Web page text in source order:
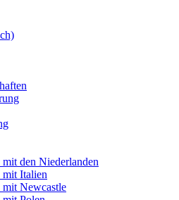
mit den Niederlanden
mit Italien
mit Newcastle